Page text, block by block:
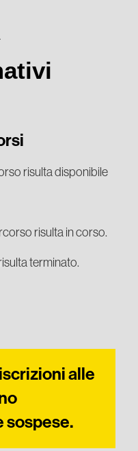
risulta disponibile
risulta in corso.
terminato.
alle
sospese.​